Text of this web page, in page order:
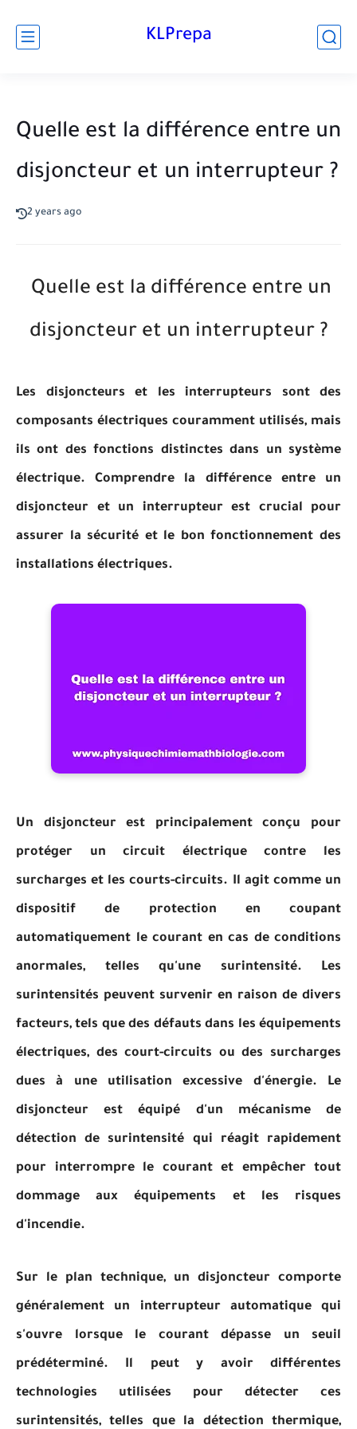
KLPrepa
Quelle est la différence entre un
disjoncteur et un interrupteur ?
2 years ago
Quelle est la différence entre un
disjoncteur et un interrupteur ?
Les disjoncteurs et les interrupteurs sont des
composants électriques couramment utilisés, mais
ils ont des fonctions distinctes dans un système
électrique. Comprendre la différence entre un
disjoncteur et un interrupteur est crucial pour
assurer la sécurité et le bon fonctionnement des
installations électriques.
Un disjoncteur est principalement conçu pour
protéger un circuit électrique contre les
surcharges et les courts-circuits. Il agit comme un
dispositif de protection en coupant
automatiquement le courant en cas de conditions
anormales, telles qu'une surintensité. Les
surintensités peuvent survenir en raison de divers
facteurs, tels que des défauts dans les équipements
électriques, des court-circuits ou des surcharges
dues à une utilisation excessive d'énergie. Le
disjoncteur est équipé d'un mécanisme de
détection de surintensité qui réagit rapidement
pour interrompre le courant et empêcher tout
dommage aux équipements et les risques
d'incendie.
Sur le plan technique, un disjoncteur comporte
généralement un interrupteur automatique qui
s'ouvre lorsque le courant dépasse un seuil
prédéterminé. Il peut y avoir différentes
technologies utilisées pour détecter ces
surintensités, telles que la détection thermique,